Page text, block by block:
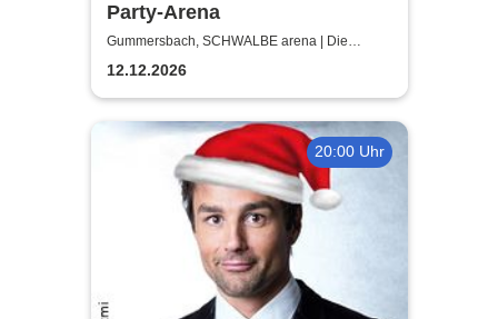
Party-Arena
Gummersbach, SCHWALBE arena | Die
Schwalbe Arena Gummersbach
12.12.2026
20:00 Uhr